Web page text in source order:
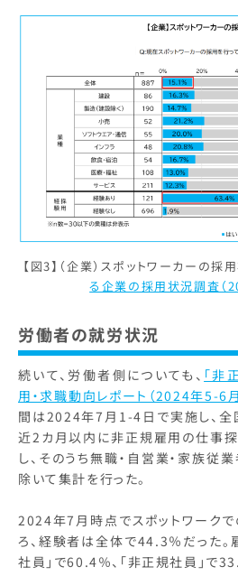
【図3】（企業）スポットワーカーの採
る企業の採用状況調査（
労働者の就労状況
続いて、労働者側についても、 「非
用・求職動向レポート（2024年5-6月
間は2024年7月1-4日で実施し、
近2カ月以内に非正規雇用の仕事
し、そのうち無職・自営業・家族従
除いて集計を行った。
2024年7月時点でスポットワーク
ろ、経験者は全体で44.3％だった。
社員」で60.4％、「非正規社員」で